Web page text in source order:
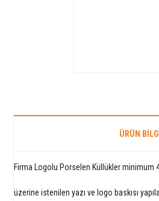
ÜRÜN
Firma Logolu Porselen Küllükler minimum
üzerine istenilen yazı ve logo baskısı